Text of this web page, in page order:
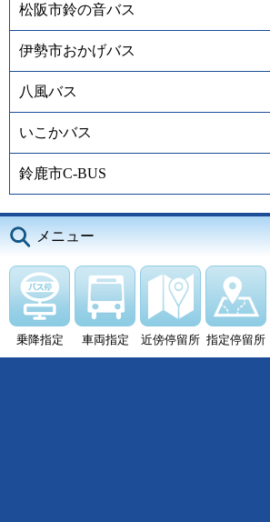
松阪市鈴の音バス
伊勢市おかげバス
八風バス
いこかバス
鈴鹿市C-BUS
メニュー
乗降指定 車両指定 近傍停留所 指定停留所